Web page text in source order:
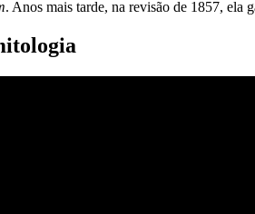
. Anos mais tarde, na revisão de 1857, ela